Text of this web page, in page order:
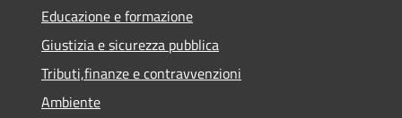
Educazione e formazione
Giustizia e sicurezza pubblica
Tributi,finanze e contravvenzioni
Ambiente